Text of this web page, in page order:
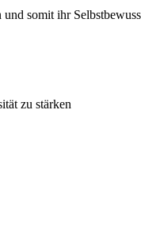
somit ihr
zu stärken